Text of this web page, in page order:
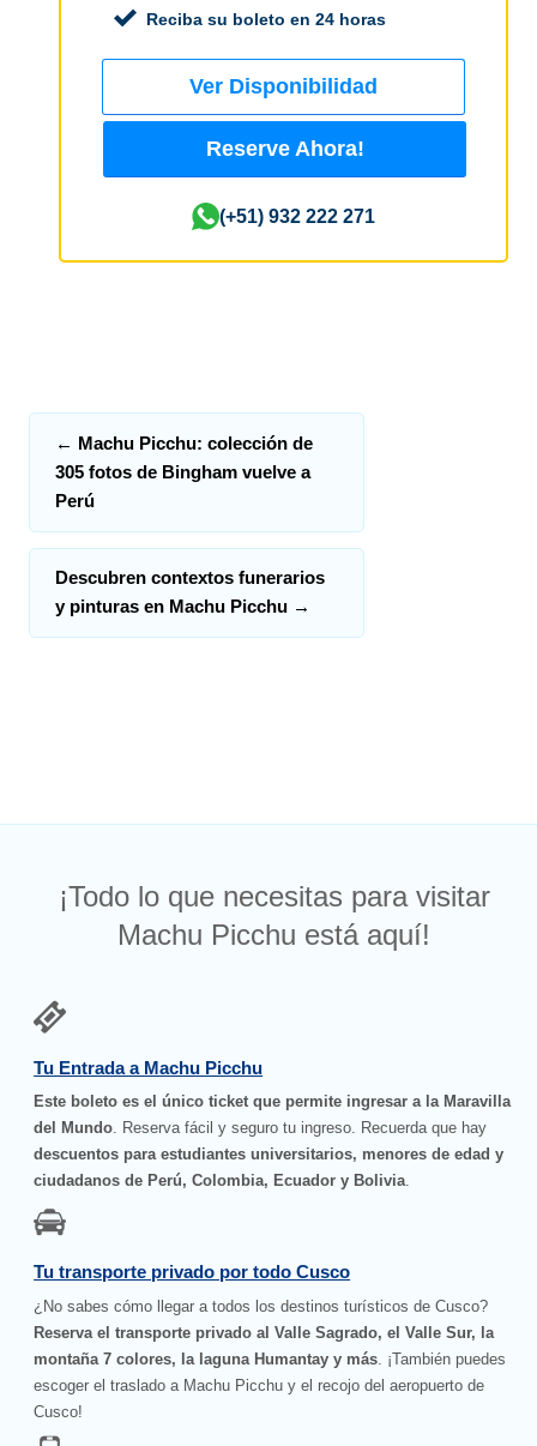
Reciba su boleto en 24 horas
Ver Disponibilidad
Reserve Ahora!
(+51) 932 222 271
← Machu Picchu: colección de
305 fotos de Bingham vuelve a
Perú
Descubren contextos funerarios
y pinturas en Machu Picchu →
¡Todo lo que necesitas para visitar
Machu Picchu está aquí!
Tu Entrada a Machu Picchu
Este boleto es el único ticket que permite ingresar a la Maravilla
del Mundo. Reserva fácil y seguro tu ingreso. Recuerda que hay
descuentos para estudiantes universitarios, menores de edad y
ciudadanos de Perú, Colombia, Ecuador y Bolivia.
Tu transporte privado por todo Cusco
¿No sabes cómo llegar a todos los destinos turísticos de Cusco?
Reserva el transporte privado al Valle Sagrado, el Valle Sur, la
montaña 7 colores, la laguna Humantay y más . ¡También puedes
escoger el traslado a Machu Picchu y el recojo del aeropuerto de
Cusco!